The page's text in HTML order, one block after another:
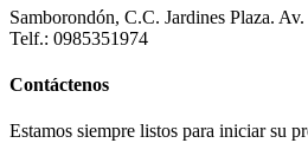
Samborondón, C.C. Jardines Plaza.
Telf.: 0985351974
Contáctenos
Estamos siempre listos para iniciar su